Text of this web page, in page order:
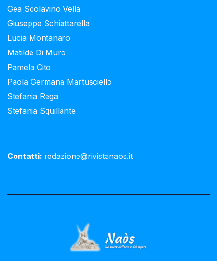
Gea Scolavino Vella
Giuseppe Schiattarella
Lucia Montanaro
Matilde Di Muro
Pamela Cito
Paola Germana Martusciello
Stefania Rega
Stefania Squillante
Contatti: redazione@rivistanaos.it